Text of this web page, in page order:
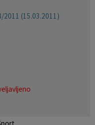
2011 (15.03.2011)